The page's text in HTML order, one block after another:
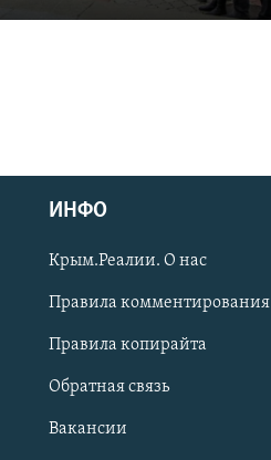
ИНФО
Крым.Реалии. О нас
Правила комментирования
Правила копирайта
Обратная связь
Вакансии